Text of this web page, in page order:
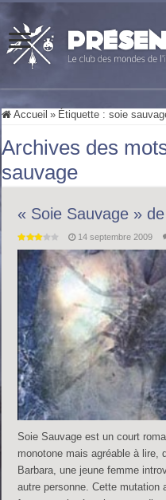
Accueil » Étiquette :soie
Archives des
sauvage
« Soie Sauvage »
14 septembre 2009
Soie Sauvage est un court
monotone mais agréable à lire,
Barbara, une jeune femme
autre personne. Cette mutation